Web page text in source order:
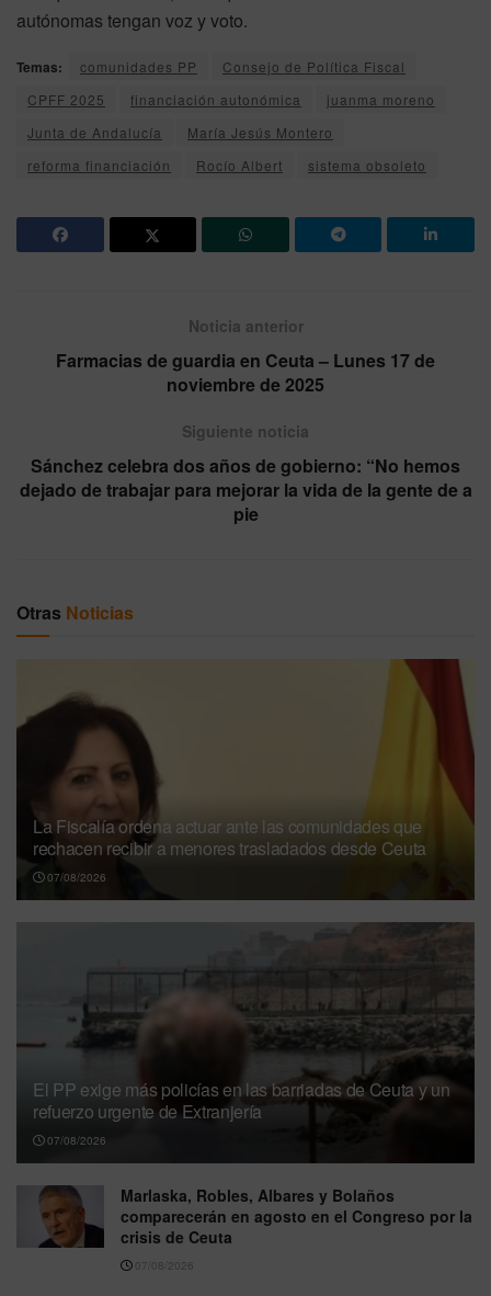
autónomas tengan voz y voto.
Temas: comunidades PP
Consejo de Política Fiscal
CPFF 2025
financiación autonómica
juanma moreno
Junta de Andalucía
María Jesús Montero
reforma financiación
Rocío Albert sistema obsoleto
Noticia anterior
Farmacias de guardia en Ceuta – Lunes 17 de
noviembre de 2025
Siguiente noticia
Sánchez celebra dos años de gobierno: “No hemos
dejado de trabajar para mejorar la vida de la gente de a
pie
Otras Noticias
La Fiscalía ordena actuar ante las comunidades que
rechacen recibir a menores trasladados desde Ceuta
07/08/2026
El PP exige más policías en las barriadas de Ceuta y un
refuerzo urgente de Extranjería
07/08/2026
Marlaska, Robles, Albares y Bolaños
comparecerán en agosto en el Congreso por la
crisis de Ceuta
07/08/2026